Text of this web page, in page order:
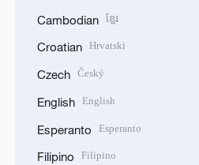
Cambodian ខ្មែរ
Croatian Hrvatski
Czech Český
English English
Esperanto Esperanto
Filipino Filipino